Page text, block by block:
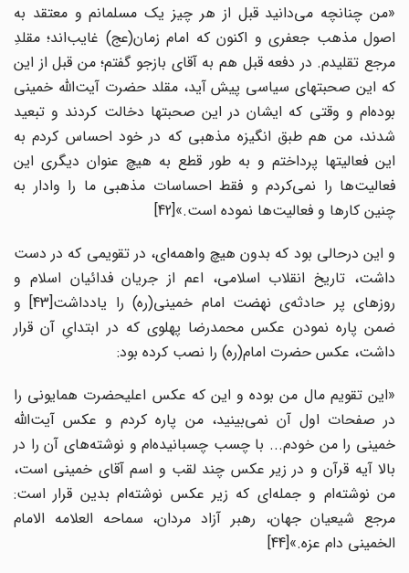
«من چنانچه می‌دانید قبل از هر چیز یک مسلمانم و معتقد به
اصول مذهب جعفری و اکنون که امام زمان(عج) غایب‌اند؛ مقلدِ
مرجع تقلیدم. در دفعه قبل هم به آقای بازجو گفتم؛ من قبل از این
که این صحبتهای سیاسی پیش آید، مقلد حضرت آیت‌الله خمینی
بوده‌ام و وقتی که ایشان در این صحبتها دخالت کردند و تبعید
شدند، من هم طبق انگیزه مذهبی که در خود احساس کردم به
این فعالیتها پرداختم و به طور قطع به هیچ عنوان دیگری این
فعالیت‌ها را نمی‌کردم و فقط احساسات مذهبی ما را وادار به
چنین کارها و فعالیت‌ها نموده است.»[42]
و این درحالی بود که بدون هیچ واهمه‌ای، در تقویمی که در دست
داشت، تاریخ انقلاب اسلامی، اعم از جریان فدائیان اسلام و
روزهای پر حادثه‌ی نهضت امام خمینی(ره) را یادداشت[43] و
ضمن پاره نمودن عکس محمدرضا پهلوی که در ابتدایِ آن قرار
داشت، عکس حضرت امام(ره) را نصب کرده بود:
«این تقویم مال من بوده و این که عکس اعلیحضرت همایونی را
در صفحات اول آن نمی‌بینید، من پاره کردم و عکس آیت‌الله
خمینی را من خودم... با چسب چسبانیده‌ام و نوشته‌های آن را در
بالا آیه قرآن و در زیر عکس چند لقب و اسم آقای خمینی است،
من نوشته‌ام و جمله‌ای که زیر عکس نوشته‌ام بدین ‌قرار است:
مرجع شیعیان جهان، رهبر آزاد مردان، سماحه العلامه الامام
الخمینی دام عزه.»[44]